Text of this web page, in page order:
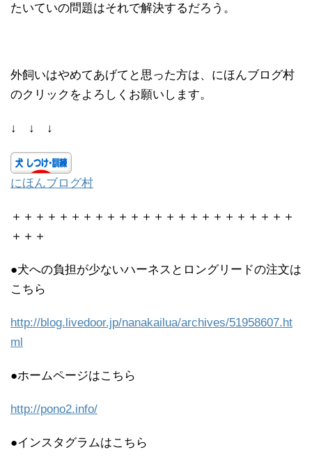
たいていの問題はそれで解決するだろう。
外飼いはやめてあげてと思った方は、にほんブログ村
のクリックをよろしくお願いします。
↓ ↓ ↓
にほんブログ村
＋＋＋＋＋＋＋＋＋＋＋＋＋＋＋＋＋＋＋＋＋＋＋＋
＋＋＋
●犬への負担が少ないハーネスとロングリードの注文は
こちら
http://blog.livedoor.jp/nanakailua/archives/51958607.ht
ml
●ホームページはこちら
http://pono2.info/
●インスタグラムはこちら